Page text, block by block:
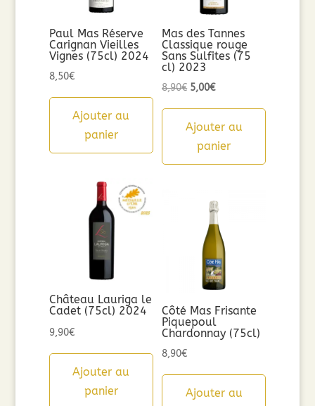
Paul Mas Réserve
Carignan Vieilles
Vignes (75cl) 2024
8,50€
Ajouter au
panier
Mas des Tannes
Classique rouge
Sans Sulfites (75
cl) 2023
8,90€ Le
initial
était :
5,00€Le
actuel
est :
Ajouter au
panier
Château Lauriga le
Cadet (75cl) 2024
9,90€
Ajouter au
panier
Côté Mas Frisante
Piquepoul
Chardonnay (75cl)
8,90€
Ajouter au